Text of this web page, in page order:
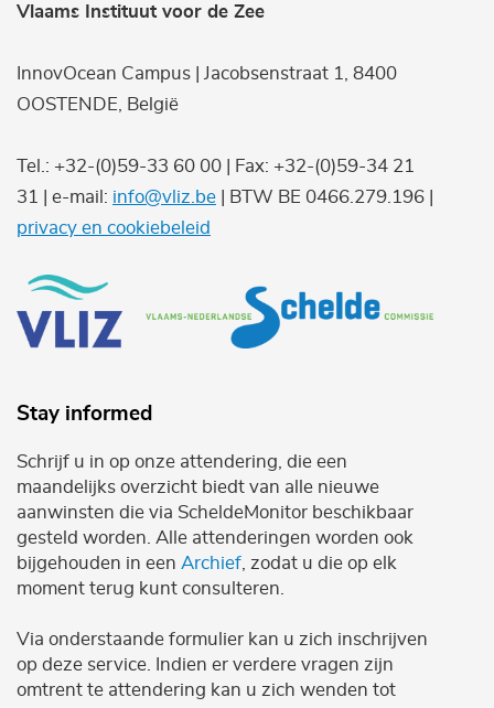
Vlaams Instituut voor de Zee
InnovOcean Campus | Jacobsenstraat 1, 8400
OOSTENDE, België
Tel.: +32-(0)59-33 60 00 | Fax: +32-(0)59-34 21
31 | e-mail: info@vliz.be | BTW BE 0466.279.196 |
privacy en cookiebeleid
Stay informed
Schrijf u in op onze attendering, die een
maandelijks overzicht biedt van alle nieuwe
aanwinsten die via ScheldeMonitor beschikbaar
gesteld worden. Alle attenderingen worden ook
bijgehouden in een Archief , zodat u die op elk
moment terug kunt consulteren.
Via onderstaande formulier kan u zich inschrijven
op deze service. Indien er verdere vragen zijn
omtrent te attendering kan u zich wenden tot